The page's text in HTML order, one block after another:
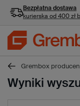
Bezpłatna dostawa
kurierska od 400 zł
Grembox
Wyniki